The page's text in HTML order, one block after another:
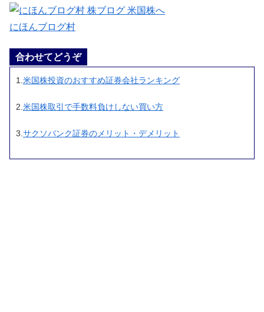
にほんブログ村
合わせてどうぞ
1. 米国株投資のおすすめ証券会社ランキング
2. 米国株取引で手数料負けしない買い方
3. サクソバンク証券のメリット・デメリット